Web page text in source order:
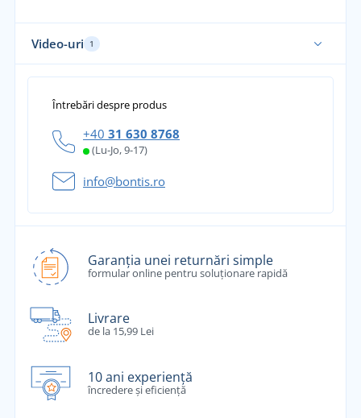
Video-uri 1
Întrebări despre produs
+40 31 630 8768
(Lu-Jo, 9-17)
info@bontis.ro
Garanția unei returnări simple
formular online pentru soluționare rapidă
Livrare
de la 15,99 Lei
10 ani experiență
încredere și eficiență